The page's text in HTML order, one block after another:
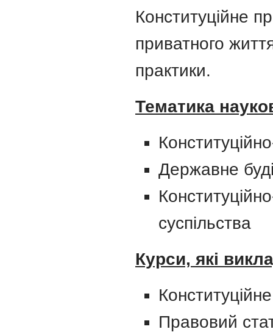
Конституційне
приватного
практики.
Тематика
Державне
суспільства
Курси, які
Правовий